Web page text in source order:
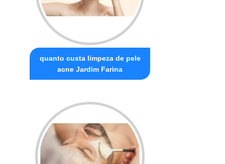
quanto custa limpeza de pele
acne Jardim Farina